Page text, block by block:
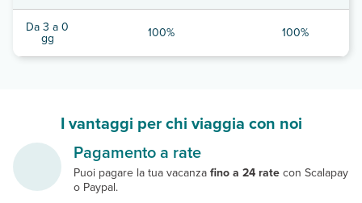
Da 3 a 0
gg 100% 100%
I vantaggi per chi viaggia con noi
Pagamento a rate
Puoi pagare la tua vacanzafino a 24 ratecon Scalapay
o Paypal.